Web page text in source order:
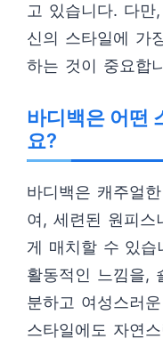
고 있습니다. 다만
신의 스타일에 가
하는 것이 중요합
바디백은 어떤
요?
바디백은 캐주얼
여, 세련된 원피스
게 매치할 수 있습
활동적인 느낌을,
분하고 여성스러
스타일에도 자연